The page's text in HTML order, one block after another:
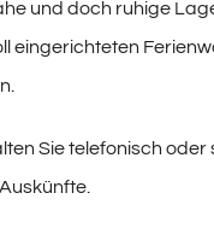
und doch ruhige
eingerichteten
Sie telefonisch